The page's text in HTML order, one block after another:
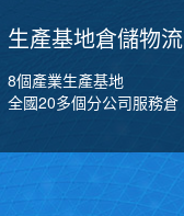
生產基地倉儲物流
8個產業生產基地
全國20多個分公司服務倉